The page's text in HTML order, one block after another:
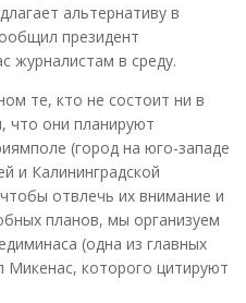
альтернативу в
президент
журналистам в среду.
те, кто не состоит ни в
что они планируют
(город на юго-западе
и Калининградской
отвлечь их внимание и
планов, мы организуем
(одна из главных
которого цитируют